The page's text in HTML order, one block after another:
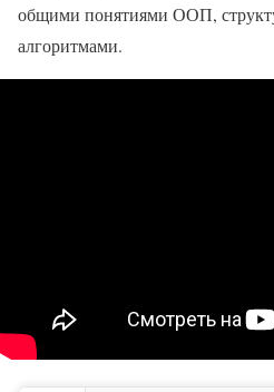
общими понятиями ООП,
алгоритмами.